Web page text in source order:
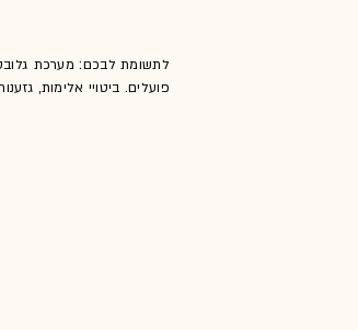
לתשומת לבכם: מערכת
פועלים. ביטויי אלימות,